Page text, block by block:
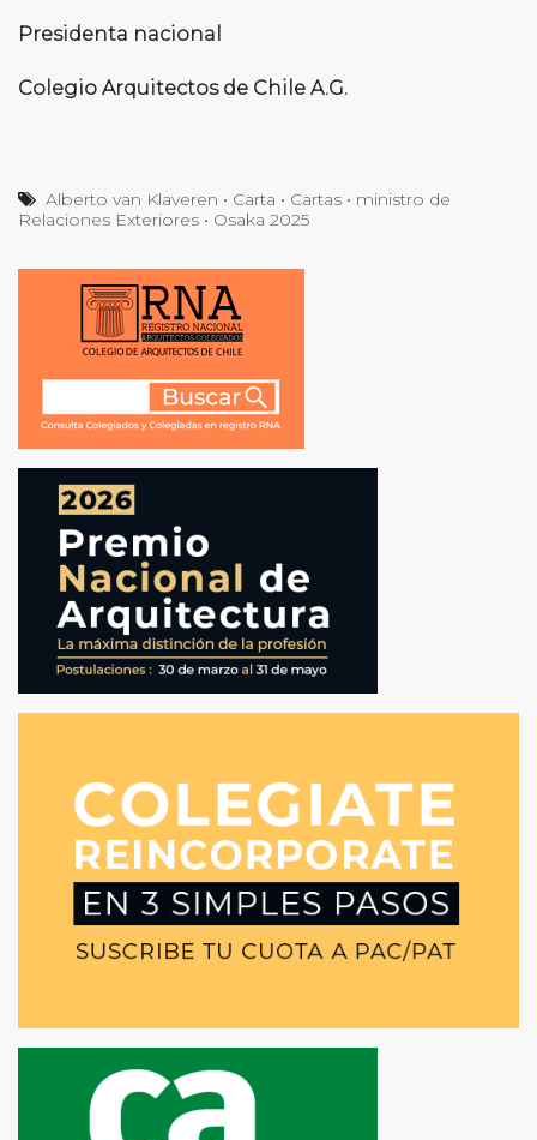
Presidenta nacional
Colegio Arquitectos de Chile A.G.
Alberto van Klaveren • Carta • Cartas • ministro de
Relaciones Exteriores • Osaka 2025